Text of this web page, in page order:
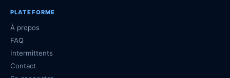
PLATEFORME
À propos
FAQ
Intermittents
Contact